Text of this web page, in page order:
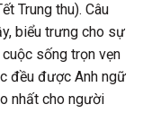
Trung thu). Câu
biểu trưng cho sự
sống trọn vẹn
đều được Anh ngữ
nhất cho người